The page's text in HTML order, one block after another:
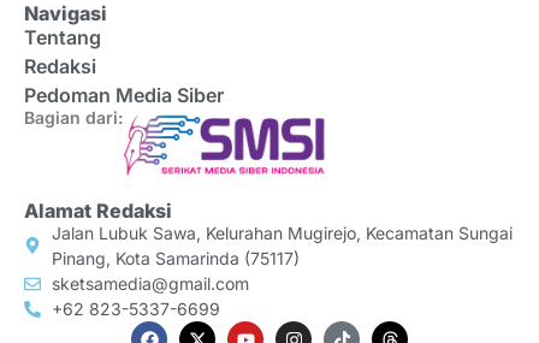
Navigasi
Tentang
Redaksi
Pedoman Media Siber
Bagian dari:
Alamat Redaksi
Jalan Lubuk Sawa, Kelurahan Mugirejo, Kecamatan Sungai
Pinang, Kota Samarinda (75117)
sketsamedia@gmail.com
+62 823-5337-6699